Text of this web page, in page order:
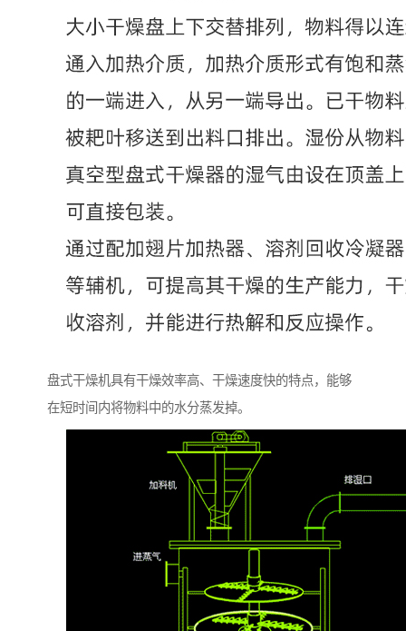
盘式干燥机具有干燥效率高、干燥速度快的特点，能够
在短时间内将物料中的水分蒸发掉。